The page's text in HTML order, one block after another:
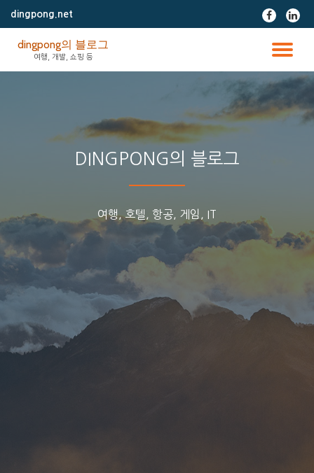
dingpong.net
fa-
facebook
fa-
토
글
이
dingpong의 블로그
여행, 개발, 쇼핑 등
DINGPONG의 블로그
여행, 호텔, 항공, 게임, IT